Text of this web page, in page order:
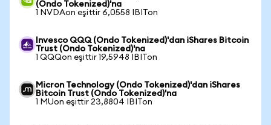
(Ondo Tokenized)'na
1 NVDAon eşittir 6,0558 IBITon
Invesco QQQ (Ondo Tokenized)'dan iShares Bitcoin
Trust (Ondo Tokenized)'na
1 QQQon eşittir 19,5948 IBITon
Micron Technology (Ondo Tokenized)'dan iShares
Bitcoin Trust (Ondo Tokenized)'na
1 MUon eşittir 23,8804 IBITon